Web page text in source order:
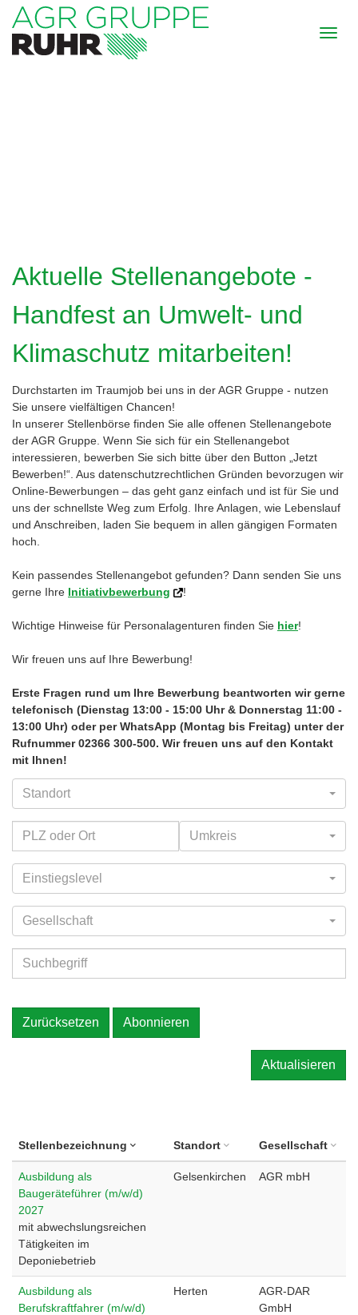
Aktuelle Stellenangebote -
Handfest an Umwelt- und
Klimaschutz mitarbeiten!
Durchstarten im Traumjob bei uns in der AGR Gruppe - nutzen
Sie unsere vielfältigen Chancen!
In unserer Stellenbörse finden Sie alle offenen Stellenangebote
der AGR Gruppe. Wenn Sie sich für ein Stellenangebot
interessieren, bewerben Sie sich bitte über den Button „Jetzt
Bewerben!“. Aus datenschutzrechtlichen Gründen bevorzugen wir
Online-Bewerbungen – das geht ganz einfach und ist für Sie und
uns der schnellste Weg zum Erfolg. Ihre Anlagen, wie Lebenslauf
und Anschreiben, laden Sie bequem in allen gängigen Formaten
hoch.
Kein passendes Stellenangebot gefunden? Dann senden Sie uns
gerne Ihre Initiativbewerbung !
Wichtige Hinweise für Personalagenturen finden Sie hier!
Wir freuen uns auf Ihre Bewerbung!
Erste Fragen rund um Ihre Bewerbung beantworten wir gerne
telefonisch (Dienstag 13:00 - 15:00 Uhr & Donnerstag 11:00 -
13:00 Uhr) oder per WhatsApp (Montag bis Freitag) unter der
Rufnummer 02366 300-500. Wir freuen uns auf den Kontakt
mit Ihnen!
Standort
Umkreis
Einstiegslevel
Gesellschaft
Zurücksetzen Abonnieren
Aktualisieren
Stellenbezeichnung Standort Gesellschaft
Ausbildung als
Baugeräteführer (m/w/d)
2027
mit abwechslungsreichen
Tätigkeiten im
Deponiebetrieb
Gelsenkirchen AGR mbH
Ausbildung als
Berufskraftfahrer (m/w/d)
Herten
AGR-DAR
GmbH